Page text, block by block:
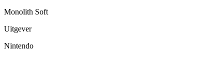
Monolith Soft
Uitgever
Nintendo